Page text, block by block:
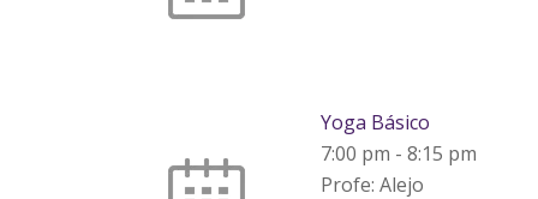
Yoga Básico
7:00 pm - 8:15 pm
Profe: Alejo